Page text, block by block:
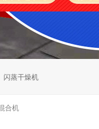
闪蒸干燥机
合机